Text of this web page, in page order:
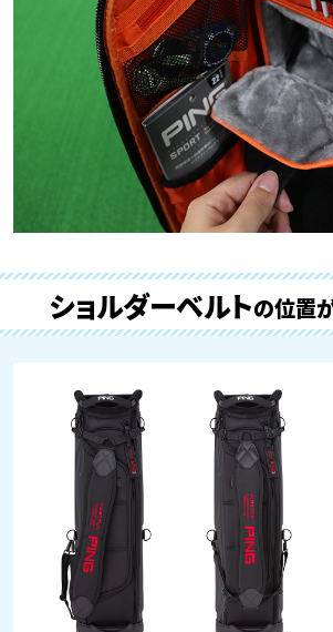
ショルダーベルトの位置